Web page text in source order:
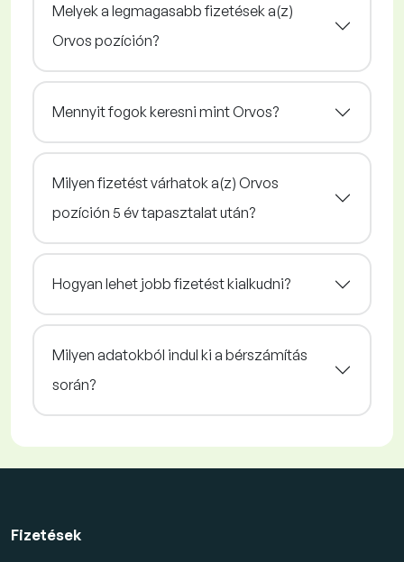
Melyek a legmagasabb fizetések a(z)
Orvos pozíción?
Mennyit fogok keresni mint Orvos?
Milyen fizetést várhatok a(z) Orvos
pozíción 5 év tapasztalat után?
Hogyan lehet jobb fizetést kialkudni?
Milyen adatokból indul ki a bérszámítás
során?
Fizetések